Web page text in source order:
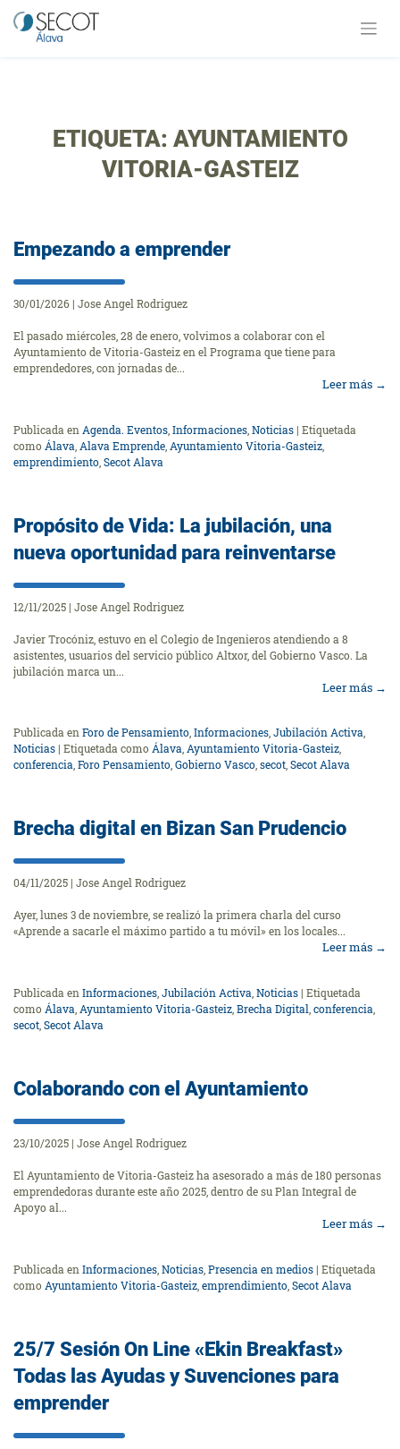
contenido
ETIQUETA: AYUNTAMIENTO
VITORIA-GASTEIZ
Empezando a emprender
30/01/2026 | Jose Angel Rodriguez
El pasado miércoles, 28 de enero, volvimos a colaborar con el
Ayuntamiento de Vitoria-Gasteiz en el Programa que tiene para
emprendedores, con jornadas de...
Leer más →
Publicada en Agenda. Eventos Informaciones Noticias | Etiquetada
como Álava Alava Emprende Ayuntamiento Vitoria-Gasteiz
emprendimiento Secot Alava
Propósito de Vida: La jubilación, una
nueva oportunidad para reinventarse
12/11/2025 | Jose Angel Rodriguez
Javier Trocóniz, estuvo en el Colegio de Ingenieros atendiendo a 8
asistentes, usuarios del servicio público Altxor, del Gobierno Vasco. La
jubilación marca un...
Leer más →
Publicada enForo de Pensamiento,Informaciones,Jubilación Activa,
Noticias | Etiquetada como Álava,Ayuntamiento Vitoria-Gasteiz,
conferencia,Foro Pensamiento,Gobierno Vasco,secot,Secot Alava
Brecha digital en Bizan San Prudencio
04/11/2025 | Jose Angel Rodriguez
Ayer, lunes 3 de noviembre, se realizó la primera charla del curso
«Aprende a sacarle el máximo partido a tu móvil» en los locales...
Leer más →
Publicada enInformaciones,Jubilación Activa,Noticias | Etiquetada
como Álava,Ayuntamiento Vitoria-Gasteiz,Brecha Digital,conferencia,
secot,Secot Alava
Colaborando con el Ayuntamiento
23/10/2025 | Jose Angel Rodriguez
El Ayuntamiento de Vitoria-Gasteiz ha asesorado a más de 180 personas
emprendedoras durante este año 2025, dentro de su Plan Integral de
Apoyo al...
Leer más →
Publicada en Informaciones Noticias Presencia en medios | Etiquetada
como Ayuntamiento Vitoria-Gasteiz emprendimiento Secot Alava
25/7 Sesión On Line «Ekin Breakfast»
Todas las Ayudas y Suvenciones para
emprender